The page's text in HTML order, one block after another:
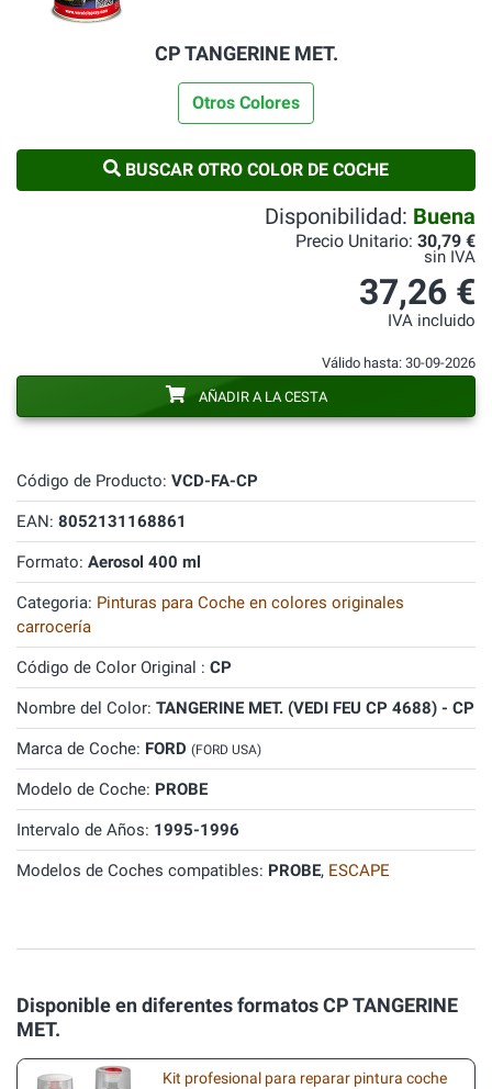
CP TANGERINE MET.
Otros Colores
BUSCAR OTRO COLOR DE COCHE
Código de Producto: VCD-FA-CP
EAN: 8052131168861
Formato: Aerosol 400 ml
Categoria: Pinturas para Coche en colores originales
carrocería
Código de Color Original : CP
Nombre del Color: TANGERINE MET. (VEDI FEU CP 4688) - CP
Marca de Coche: FORD (FORD USA)
Modelo de Coche: PROBE
Intervalo de Años: 1995-1996
Modelos de Coches compatibles: PROBE, ESCAPE
Disponibilidad: Buena
Precio Unitario: 30,79 €
sin IVA
37,26 €
IVA incluido
Válido hasta: 30-09-2026
AÑADIR A LA CESTA
Disponible en diferentes formatos CP TANGERINE
MET.
Kit profesional para reparar pintura coche